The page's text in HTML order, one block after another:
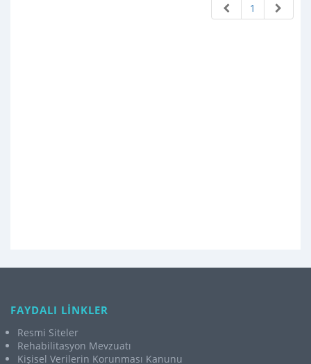
1
FAYDALI LİNKLER
Resmi Siteler
Rehabilitasyon Mevzuatı
Kişisel Verilerin Korunması Kanunu